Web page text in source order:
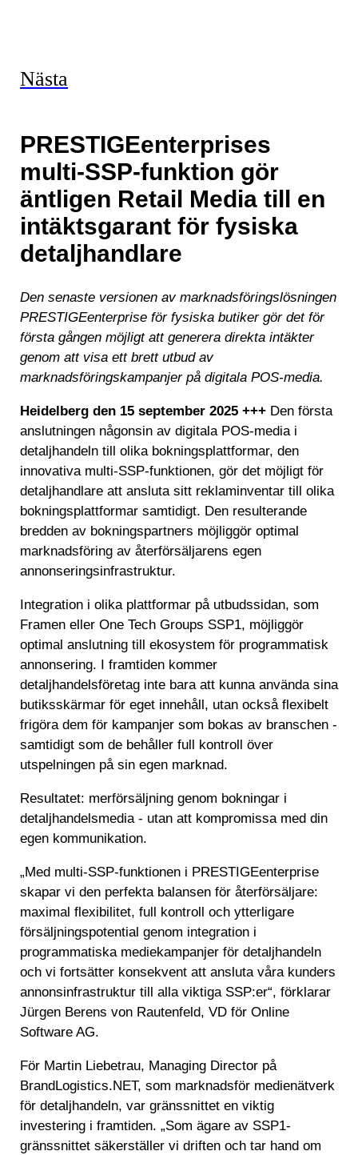
Nästa
PRESTIGEenterprises
multi-SSP-funktion gör
äntligen Retail Media till en
intäktsgarant för fysiska
detaljhandlare
Den senaste versionen av marknadsföringslösningen
PRESTIGEenterprise för fysiska butiker gör det för
första gången möjligt att generera direkta intäkter
genom att visa ett brett utbud av
marknadsföringskampanjer på digitala POS-media.
Heidelberg den 15 september 2025 +++ Den första
anslutningen någonsin av digitala POS-media i
detaljhandeln till olika bokningsplattformar, den
innovativa multi-SSP-funktionen, gör det möjligt för
detaljhandlare att ansluta sitt reklaminventar till olika
bokningsplattformar samtidigt. Den resulterande
bredden av bokningspartners möjliggör optimal
marknadsföring av återförsäljarens egen
annonseringsinfrastruktur.
Integration i olika plattformar på utbudssidan, som
Framen eller One Tech Groups SSP1, möjliggör
optimal anslutning till ekosystem för programmatisk
annonsering. I framtiden kommer
detaljhandelsföretag inte bara att kunna använda sina
butiksskärmar för eget innehåll, utan också flexibelt
frigöra dem för kampanjer som bokas av branschen -
samtidigt som de behåller full kontroll över
utspelningen på sin egen marknad.
Resultatet: merförsäljning genom bokningar i
detaljhandelsmedia - utan att kompromissa med din
egen kommunikation.
„Med multi-SSP-funktionen i PRESTIGEenterprise
skapar vi den perfekta balansen för återförsäljare:
maximal flexibilitet, full kontroll och ytterligare
försäljningspotential genom integration i
programmatiska mediekampanjer för detaljhandeln
och vi fortsätter konsekvent att ansluta våra kunders
annonsinfrastruktur till alla viktiga SSP:er“, förklarar
Jürgen Berens von Rautenfeld, VD för Online
Software AG.
För Martin Liebetrau, Managing Director på
BrandLogistics.NET, som marknadsför medienätverk
för detaljhandeln, var gränssnittet en viktig
investering i framtiden. „Som ägare av SSP1-
gränssnittet säkerställer vi driften och tar hand om